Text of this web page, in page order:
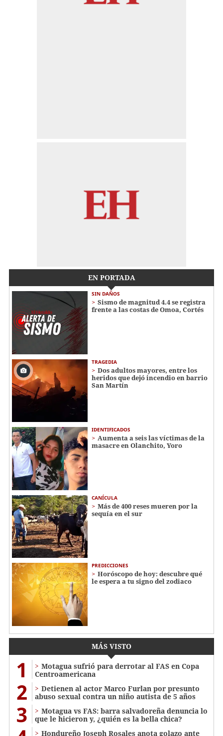
EN PORTADA
SIN DAÑOS
Sismo de magnitud 4.4 se registra
frente a las costas de Omoa, Cortés
TRAGEDIA
Dos adultos mayores, entre los
heridos que dejó incendio en barrio
San Martín
IDENTIFICADOS
Aumenta a seis las víctimas de la
masacre en Olanchito, Yoro
CANÍCULA
Más de 400 reses mueren por la
sequía en el sur
PREDICCIONES
Horóscopo de hoy: descubre qué
le espera a tu signo del zodiaco
MÁS VISTO
1
Motagua sufrió para derrotar al FAS en Copa
Centroamericana
2
Detienen al actor Marco Furlan por presunto
abuso sexual contra un niño autista de 5 años
3
Motagua vs FAS: barra salvadoreña denuncia lo
que le hicieron y, ¿quién es la bella chica?
Hondureño Joseph Rosales anota golazo ante